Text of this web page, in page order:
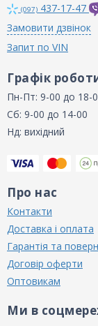
(097) 437-17-47
Замовити дзвінок
Запит по VIN
Графік
Пн-Пт: 9-00 до 18-
Сб: 9-00 до 14-00
Нд: вихідний
Про нас
Контакти
Доставка і оплата
Гарантія та
Договір оферти
Оптовикам
Ми в